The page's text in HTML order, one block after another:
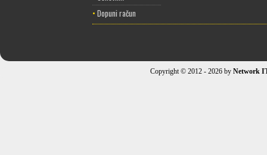
• Dopuni račun
Copyright © 2012 - 2026 by Network